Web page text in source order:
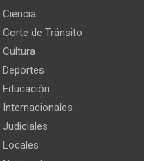
Ciencia
Corte de Tránsito
Cultura
Deportes
Educación
Internacionales
Judiciales
Locales